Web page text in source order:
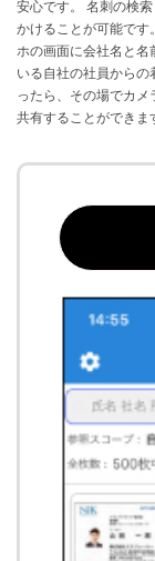
安心です。 名刺の検
かけることが可能です
ホの画面に会社名と名
いる自社の社員から
ったら、その場でカ
共有することができま